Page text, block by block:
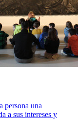
persona una
a sus intereses y